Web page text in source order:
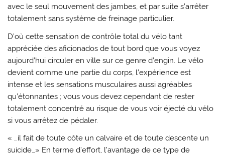
avec le seul mouvement des jambes, et par suite s’arrêter
totalement sans système de freinage particulier.
D’où cette sensation de contrôle total du vélo tant
appréciée des aficionados de tout bord que vous voyez
aujourd’hui circuler en ville sur ce genre d’engin. Le vélo
devient comme une partie du corps, l’expérience est
intense et les sensations musculaires aussi agréables
qu’étonnantes ; vous vous devez cependant de rester
totalement concentré au risque de vous voir éjecté du vélo
si vous arrêtez de pédaler.
« …il fait de toute côte un calvaire et de toute descente un
suicide…» En terme d’effort, l’avantage de ce type de